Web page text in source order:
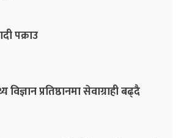
पक्राउ
विज्ञान प्रतिष्ठानमा सेवाग्राही बढ्दै